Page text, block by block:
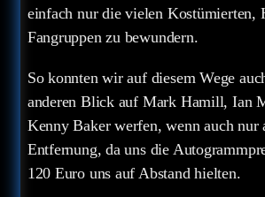
einfach nur die vielen Kostümierten,
Fangruppen zu bewundern.
So konnten wir auf diesem Wege
anderen Blick auf Mark Hamill, Ian
Kenny Baker werfen, wenn auch nur
Entfernung, da uns die
120 Euro uns auf Abstand hielten.